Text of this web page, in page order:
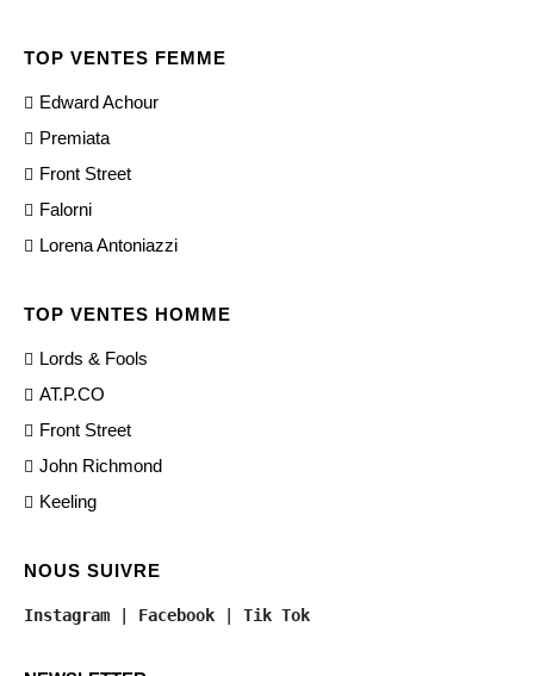
TOP VENTES FEMME
Edward Achour
Premiata
Front Street
Falorni
Lorena Antoniazzi
TOP VENTES HOMME
Lords & Fools
AT.P.CO
Front Street
John Richmond
Keeling
NOUS SUIVRE
Instagram | Facebook | Tik Tok